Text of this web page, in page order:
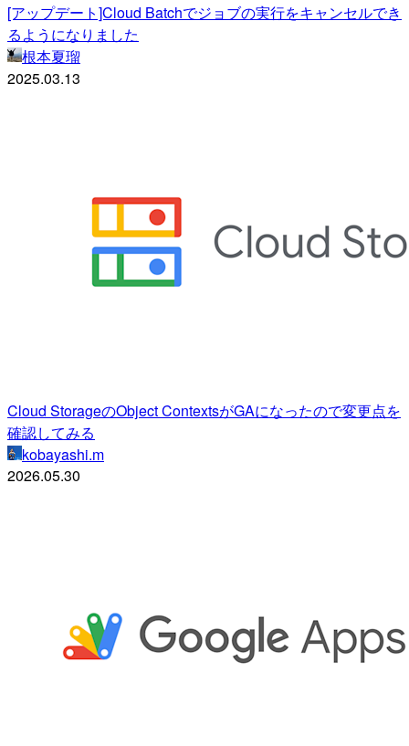
[アップデート]Cloud Batchでジョブの実行をキャンセルでき
るようになりました
根本夏瑠
2025.03.13
Cloud StorageのObject ContextsがGAになったので変更点を
確認してみる
kobayashi.m
2026.05.30